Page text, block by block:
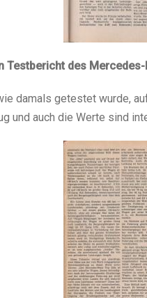
Testbericht des Mercedes-
damals getestet wurde,
und auch die Werte sind